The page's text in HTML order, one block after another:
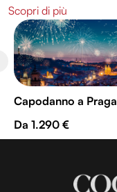
Scopri di più
Capodanno a Praga
Da 1.290 €